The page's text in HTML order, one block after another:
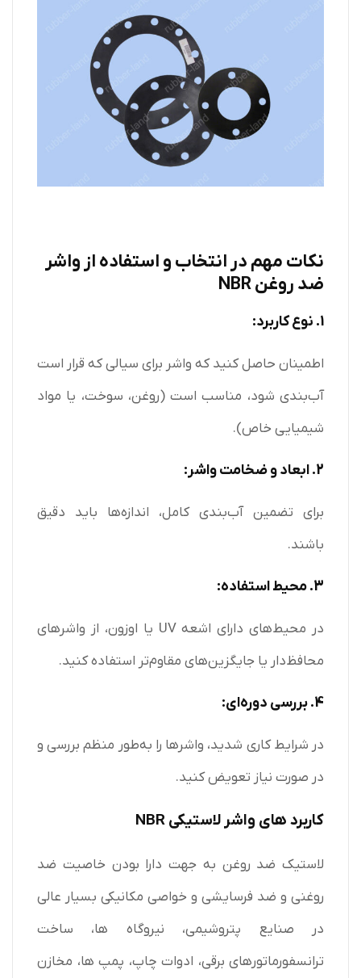
نکات مهم در انتخاب و استفاده از واشر
ضد روغن NBR
1. نوع کاربرد:
اطمینان حاصل کنید که واشر برای سیالی که قرار است
آب‌بندی شود، مناسب است (روغن، سوخت، یا مواد
شیمیایی خاص).
2. ابعاد و ضخامت واشر:
برای تضمین آب‌بندی کامل، اندازه‌ها باید دقیق
باشند.
3. محیط استفاده:
در محیط‌های دارای اشعه UV یا اوزون، از واشرهای
محافظ‌دار یا جایگزین‌های مقاوم‌تر استفاده کنید.
4. بررسی دوره‌ای:
در شرایط کاری شدید، واشرها را به‌طور منظم بررسی و
در صورت نیاز تعویض کنید.
کاربرد های واشر لاستیکی NBR
لاستیک ضد روغن به جهت دارا بودن خاصیت ضد
روغنی و ضد فرسایشی و خواصی مکانیکی بسیار عالی
در صنایع پتروشیمی، نیروگاه ها، ساخت
ترانسفورماتورهای برقی، ادوات چاپ، پمپ ها، مخازن